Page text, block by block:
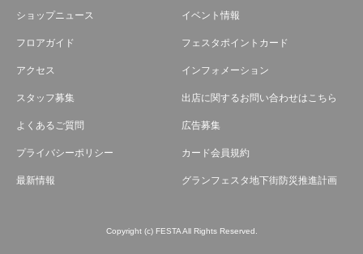
ショップニュース イベント情報
フロアガイド フェスタポイントカード
アクセス インフォメーション
スタッフ募集 出店に関するお問い合わせはこちら
よくあるご質問 広告募集
プライバシーポリシー カード会員規約
最新情報 グランフェスタ地下街防災推進計画
Copyright (c) FESTA All Rights Reserved.